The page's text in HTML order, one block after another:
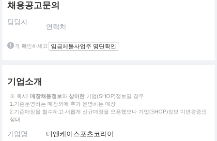
채용공고문의
담당자
연락처
꼭 확인하세요 임금체불사업주 명단확인
기업소개
※ 혹시! 매장채용정보와 상이한 기업(SHOP)정보일 경우
1.기존운영하는 매장외에 추가 운영하는 매장
2.기존매장을 철수하고 새롭게 신규매장을 오픈했으나 기업(SHOP)정보 미변경중인
상태
기업명 디엔케이스포츠코리아